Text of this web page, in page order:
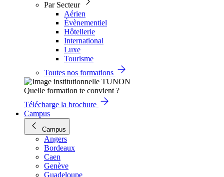
Par Secteur
Aérien
Évènementiel
Hôtellerie
International
Luxe
Tourisme
Toutes nos formations
Quelle formation te convient ?
Télécharge la brochure
Campus
Campus
Angers
Bordeaux
Caen
Genève
Guadeloupe